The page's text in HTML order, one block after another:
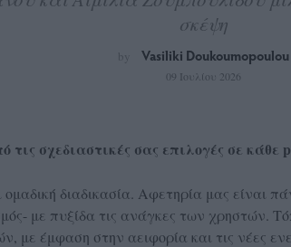
σκέψη
by Vasiliki Doukoumopoulou
09 Ιουλίου 2026
τις σχεδιαστικές σας επιλογές σε κάθε
ομαδική διαδικασία. Αφετηρία μας είναι
με πυξίδα τις ανάγκες των χρηστών.
με έμφαση στην αειφορία και τις νέες